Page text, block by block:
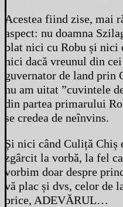
Acestea fiind zise, mai
aspect: nu doamna
blat nici cu Robu și nici
nici dacă vreunul din
guvernator de land prin
nu am uitat ”cuvintele
din partea primarului
se credea de neînvins.
Și nici când Culiță Chiș
zgârcit la vorbă, la fel
vorbim doar despre
vă plac și dvs, celor de
orice, ADEVĂRUL…